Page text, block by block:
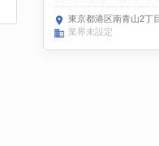
東京都港区南青山2丁
業界未設定